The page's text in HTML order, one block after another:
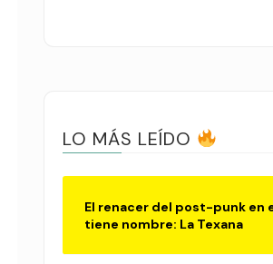
LO MÁS LEÍDO
El renacer del post-punk en
tiene nombre: La Texana